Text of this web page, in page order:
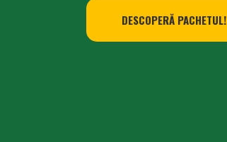
DESCOPERĂ PACHETUL!